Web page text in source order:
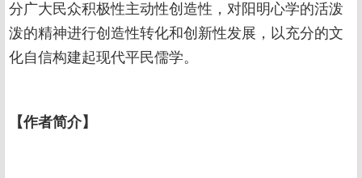
分广大民众积极性主动性创造性，对阳明心学的活泼
泼的精神进行创造性转化和创新性发展，以充分的文
化自信构建起现代平民儒学。
【作者简介】